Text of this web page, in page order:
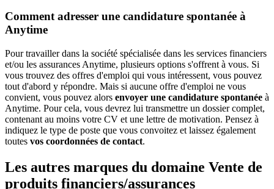
Comment adresser une candidature spontanée à
Anytime
Pour travailler dans la société spécialisée dans les services financiers
et/ou les assurances Anytime, plusieurs options s'offrent à vous. Si
vous trouvez des offres d'emploi qui vous intéressent, vous pouvez
tout d'abord y répondre. Mais si aucune offre d'emploi ne vous
convient, vous pouvez alors envoyer une candidature spontanée à
Anytime. Pour cela, vous devrez lui transmettre un dossier complet,
contenant au moins votre CV et une lettre de motivation. Pensez à
indiquez le type de poste que vous convoitez et laissez également
toutes vos coordonnées de contact.
Les autres marques du domaine Vente de
produits financiers/assurances